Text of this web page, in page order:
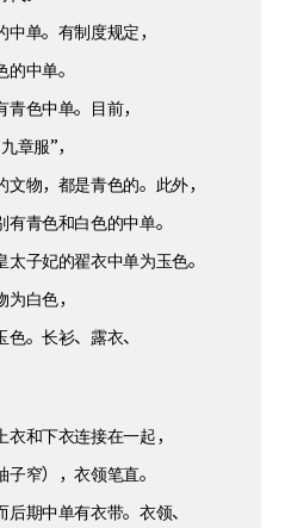
单。有制度规定，
中单。
色中单。目前，
章服”，
物，都是青色的。此外，
青色和白色的中单。
子妃的翟衣中单为玉色。
白色，
。长衫、露衣、
和下衣连接在一起，
窄），衣领笔直。
期中单有衣带。衣领、